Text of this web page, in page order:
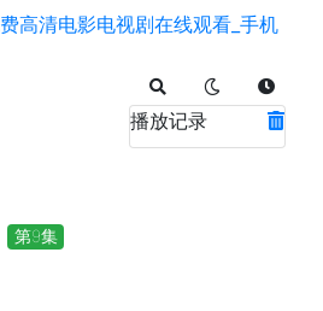
播放记录
第9集